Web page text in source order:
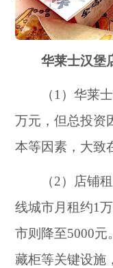
华莱士汉堡店
（1）华莱士
万元，但总投资
本等因素，大致
（2）店铺租
线城市月租约1
市则降至5000
藏柜等关键设施